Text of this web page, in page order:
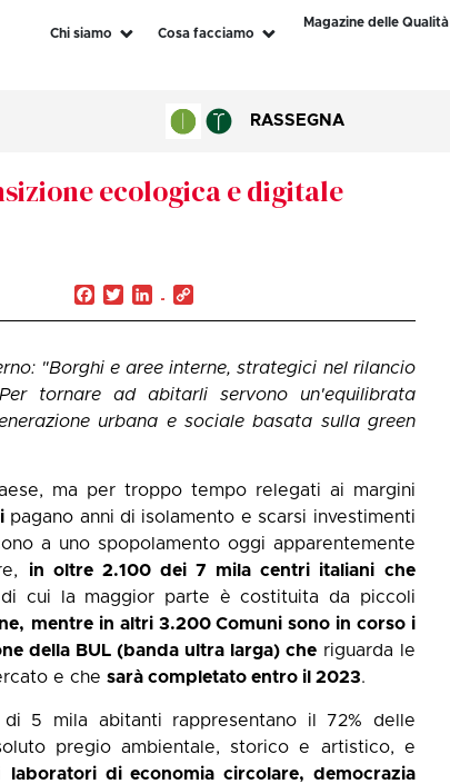
Chi siamo Cosa facciamo
Magazine delle Qualità
RASSEGNA
ecologica e digitale
Facebook
TwitterLinkedIn
"Borghi e aree interne, strategici nel rilancio
tornare ad abitarli servono un'equilibrata
urbana e sociale basata sulla green
ma per troppo tempo relegati ai margini
pagano anni di isolamento e scarsi investimenti
a uno spopolamento oggi apparentemente
in oltre 2.100 dei 7 mila centri italiani che
cui la maggior parte è costituita da piccoli
mentre in altri 3.200 Comuni sono in corso i
della BUL (banda ultra larga) cheriguarda le
e chesarà completato entro il 2023.
5 mila abitanti rappresentano il 72% delle
pregio ambientale, storico e artistico, e
laboratori di economia circolare, democrazia